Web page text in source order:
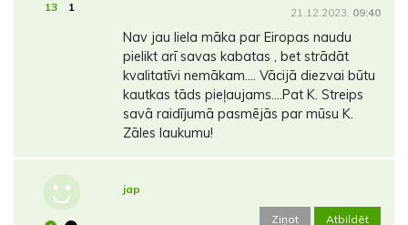
13 1 21.12.2023. 09:40
Nav jau liela māka par Eiropas naudu
pielikt arī savas kabatas , bet strādāt
kvalitatīvi nemākam…. Vācijā diezvai būtu
kautkas tāds pieļaujams….Pat K. Streips
savā raidījumā pasmējās par mūsu K.
Zāles laukumu!
jap
Ziņot Atbildēt